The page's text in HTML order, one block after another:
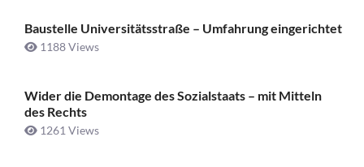
Baustelle Universitätsstraße ­– Umfahrung eingerichtet
1188 Views
Wider die Demontage des Sozialstaats – mit Mitteln
des Rechts
1261 Views